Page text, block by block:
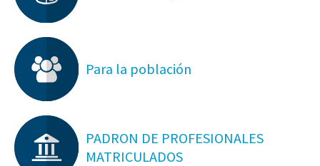
Para la población
PADRON DE PROFESIONALES
MATRICULADOS